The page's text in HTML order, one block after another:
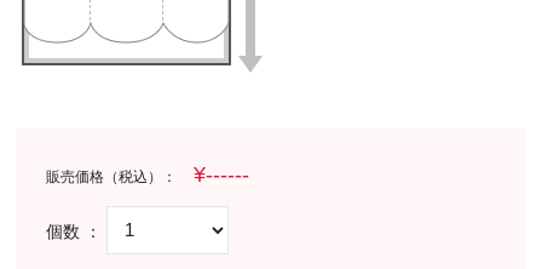
販売価格（税込）：
個数 ：